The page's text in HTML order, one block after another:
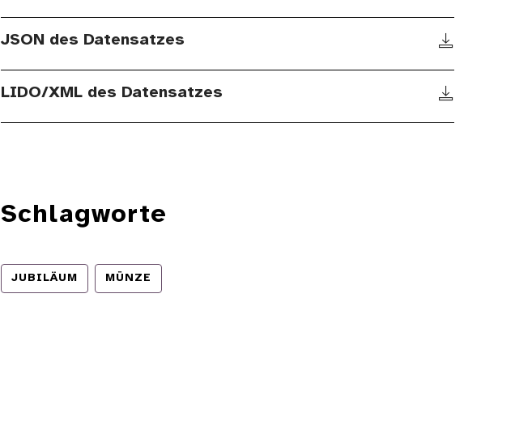
JSON des Datensatzes
LIDO/XML des Datensatzes
Schlagworte
JUBILÄUM MÜNZE